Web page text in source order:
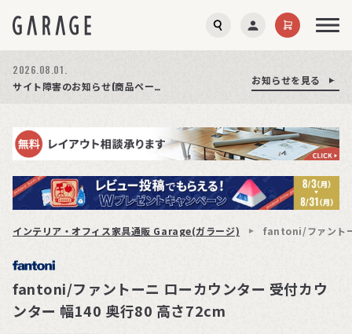
2026.08.03.
お知らせを見る
商品ページ障害復旧のお知らせ お知らせを見る
2026.08.01.
サイト障害のお知らせ(商品ページが正常に表示されない事象発生)
お知らせを見る
インテリア・オフィス家具通販 Garage(ガラージ) fantoni/ファント
fantoni/ファントーニ ローカウンター 受付カウ
ンター 幅140 奥行80 高さ72cm